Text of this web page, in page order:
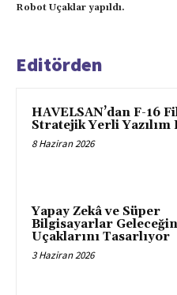
Robot Uçaklar yapıldı.
Editörden
HAVELSAN’dan F-16
Stratejik Yerli Yazılım
8 Haziran 2026
Yapay Zekâ ve Süper
Bilgisayarlar Geleceğin
Uçaklarını Tasarlıyor
3 Haziran 2026